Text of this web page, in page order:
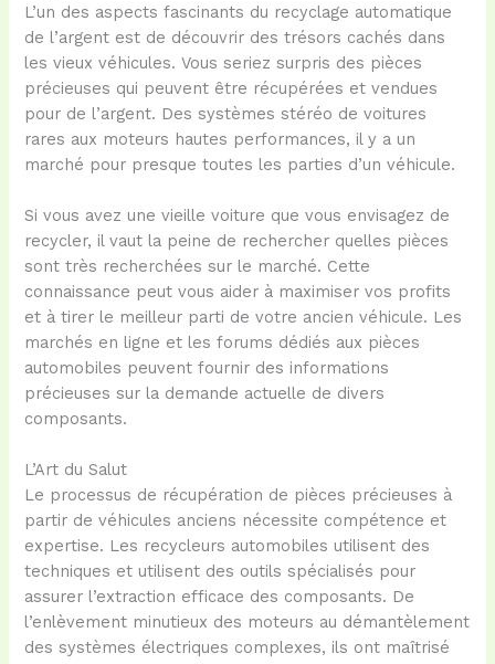
L’un des aspects fascinants du recyclage automatique
de l’argent est de découvrir des trésors cachés dans
les vieux véhicules. Vous seriez surpris des pièces
précieuses qui peuvent être récupérées et vendues
pour de l’argent. Des systèmes stéréo de voitures
rares aux moteurs hautes performances, il y a un
marché pour presque toutes les parties d’un véhicule.
Si vous avez une vieille voiture que vous envisagez de
recycler, il vaut la peine de rechercher quelles pièces
sont très recherchées sur le marché. Cette
connaissance peut vous aider à maximiser vos profits
et à tirer le meilleur parti de votre ancien véhicule. Les
marchés en ligne et les forums dédiés aux pièces
automobiles peuvent fournir des informations
précieuses sur la demande actuelle de divers
composants.
L’Art du Salut
Le processus de récupération de pièces précieuses à
partir de véhicules anciens nécessite compétence et
expertise. Les recycleurs automobiles utilisent des
techniques et utilisent des outils spécialisés pour
assurer l’extraction efficace des composants. De
l’enlèvement minutieux des moteurs au démantèlement
des systèmes électriques complexes, ils ont maîtrisé